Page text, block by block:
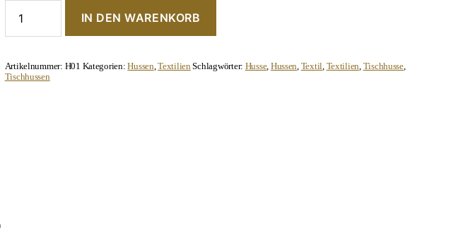
"Stretch-
IN DEN WARENKORB
Artikelnummer: H01 Kategorien:Hussen,TextilienSchlagwörter: Husse, Hussen, Textil, Textilien, Tischhusse,
Tischhussen